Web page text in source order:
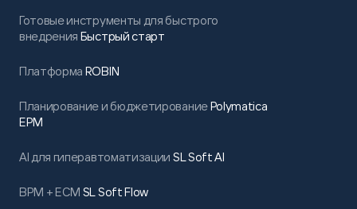
Готовые инструменты для быстрого
внедрения Быстрый старт
Платформа ROBIN
Планирование и бюджетированиеPolymatica
EPM
AI для гиперавтоматизации SL Soft AI
BPM + ECM SL Soft Flow